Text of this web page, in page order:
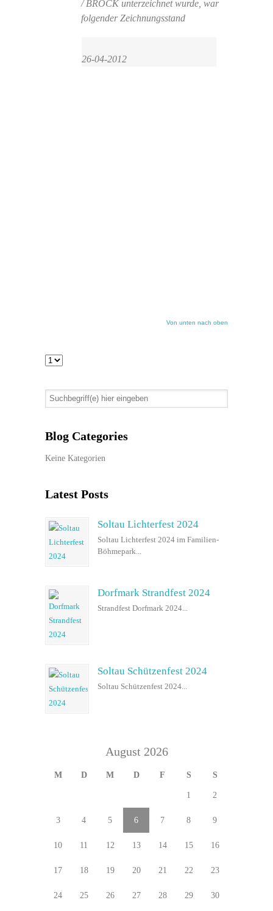
/ BROCK unterzeichnet wurde, war
folgender Zeichnungsstand
26-04-2012
Von unten nach oben
Blog Categories
Keine Kategorien
Latest Posts
Soltau Lichterfest 2024
Soltau Lichterfest 2024 im Familien-
Böhmepark...
Dorfmark Strandfest 2024
Strandfest Dorfmark 2024...
Soltau Schützenfest 2024
Soltau Schützenfest 2024...
August 2026
M D M D F S S
1 2
3 4 5 6 7 8 9
10 11 12 13 14 15 16
17 18 19 20 21 22 23
24 25 26 27 28 29 30